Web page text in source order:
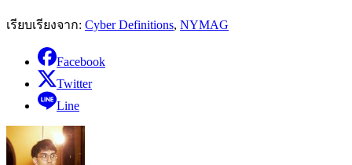
เรียบเรียงจาก: Cyber Definitions, NYMAG
Facebook
Twitter
Line